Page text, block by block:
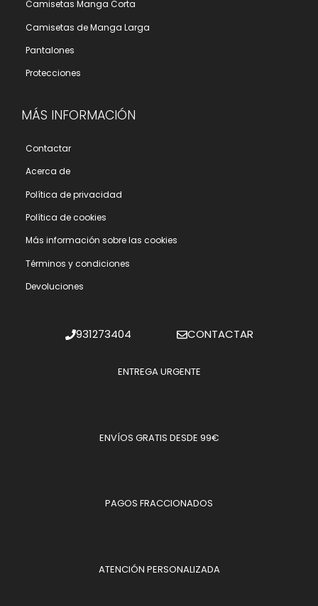
Camisetas Manga Corta
Camisetas de Manga Larga
Pantalones
Protecciones
MÁS INFORMACIÓN
Contactar
Acerca de
Polí­tica de privacidad
Polí­tica de cookies
Más información sobre las cookies
Términos y condiciones
Devoluciones
931273404 CONTACTAR
ENTREGA URGENTE
ENVÍOS GRATIS DESDE 99€
PAGOS FRACCIONADOS
ATENCIÓN PERSONALIZADA